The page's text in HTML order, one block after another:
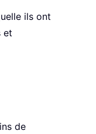
ils ont
et
de